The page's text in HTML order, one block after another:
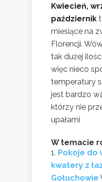
Kwiecień,
październik
miesiące na
Florencji.
tak dużej
więc nieco
temperatury
jest bardzo
którzy nie
upałami
W temacie
Pokoje do
kwatery z
Gołuchowie